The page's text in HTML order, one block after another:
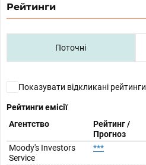
Рейтинги
Поточні
Показувати відкликані рейтинги
Рейтинги емісії
Агентство
Рейтинг /
Прогноз
Moody's Investors
Service
***